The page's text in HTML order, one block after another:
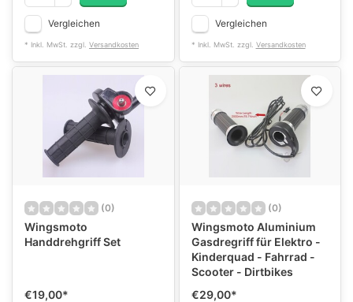
Vergleichen
* Inkl. MwSt. zzgl. Versandkosten
Vergleichen
* Inkl. MwSt. zzgl. Versandkosten
(0)
Wingsmoto
Handdrehgriff Set
€19,00*
(0)
Wingsmoto Aluminium
Gasdregriff für Elektro -
Kinderquad - Fahrrad -
Scooter - Dirtbikes
€29,00*